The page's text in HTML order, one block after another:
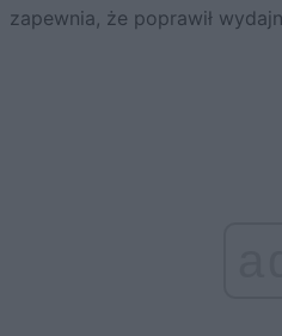
zapewnia, że poprawił